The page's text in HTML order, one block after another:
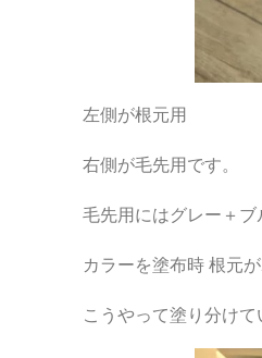
左側が根元用
右側が毛先用です。
毛先用にはグレー＋ブ
カラーを塗布時 根元
こうやって塗り分けて